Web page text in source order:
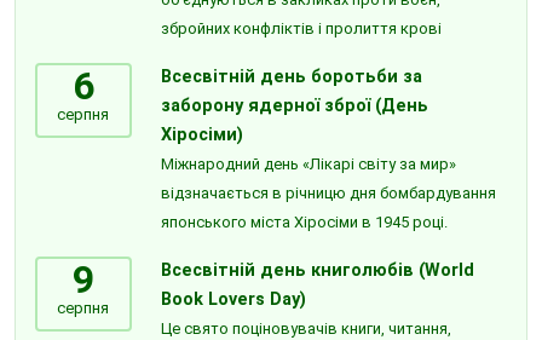
збройних конфліктів і пролиття крові
6
серпня
Всесвітній день боротьби за
заборону ядерної зброї (День
Хіросіми)
Міжнародний день «Лікарі світу за мир»
відзначається в річницю дня бомбардування
японського міста Хіросіми в 1945 році.
9
серпня
Всесвітній день книголюбів (World
Book Lovers Day)
Це свято поціновувачів книги, читання,